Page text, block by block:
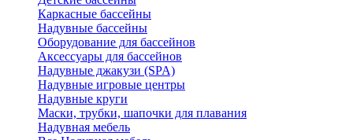
Каркасные бассейны
Надувные бассейны
Оборудование для бассейнов
Аксессуары для бассейнов
Надувные джакузи (SPA)
Надувные игровые центры
Надувные круги
Маски, трубки, шапочки для плавания
Надувная мебель